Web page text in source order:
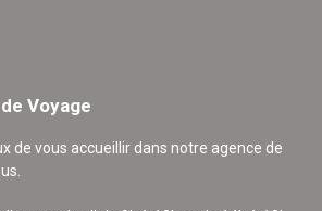
Voyage
de vous accueillir dans notre agence de